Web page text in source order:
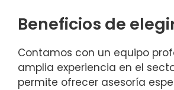
Beneficios de
Contamos con un equipo
amplia experiencia en el
permite ofrecer asesoría